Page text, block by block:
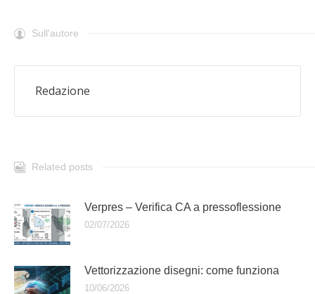
Sull'autore
Redazione
Related posts
Verpres – Verifica CA a pressoflessione
02/07/2026
Vettorizzazione disegni: come funziona
10/06/2026